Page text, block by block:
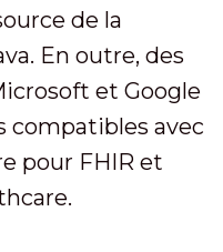
de la
En outre, des
et Google
compatibles avec
pour FHIR et